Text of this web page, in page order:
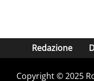
Redazione
Copyright ©️ 2025